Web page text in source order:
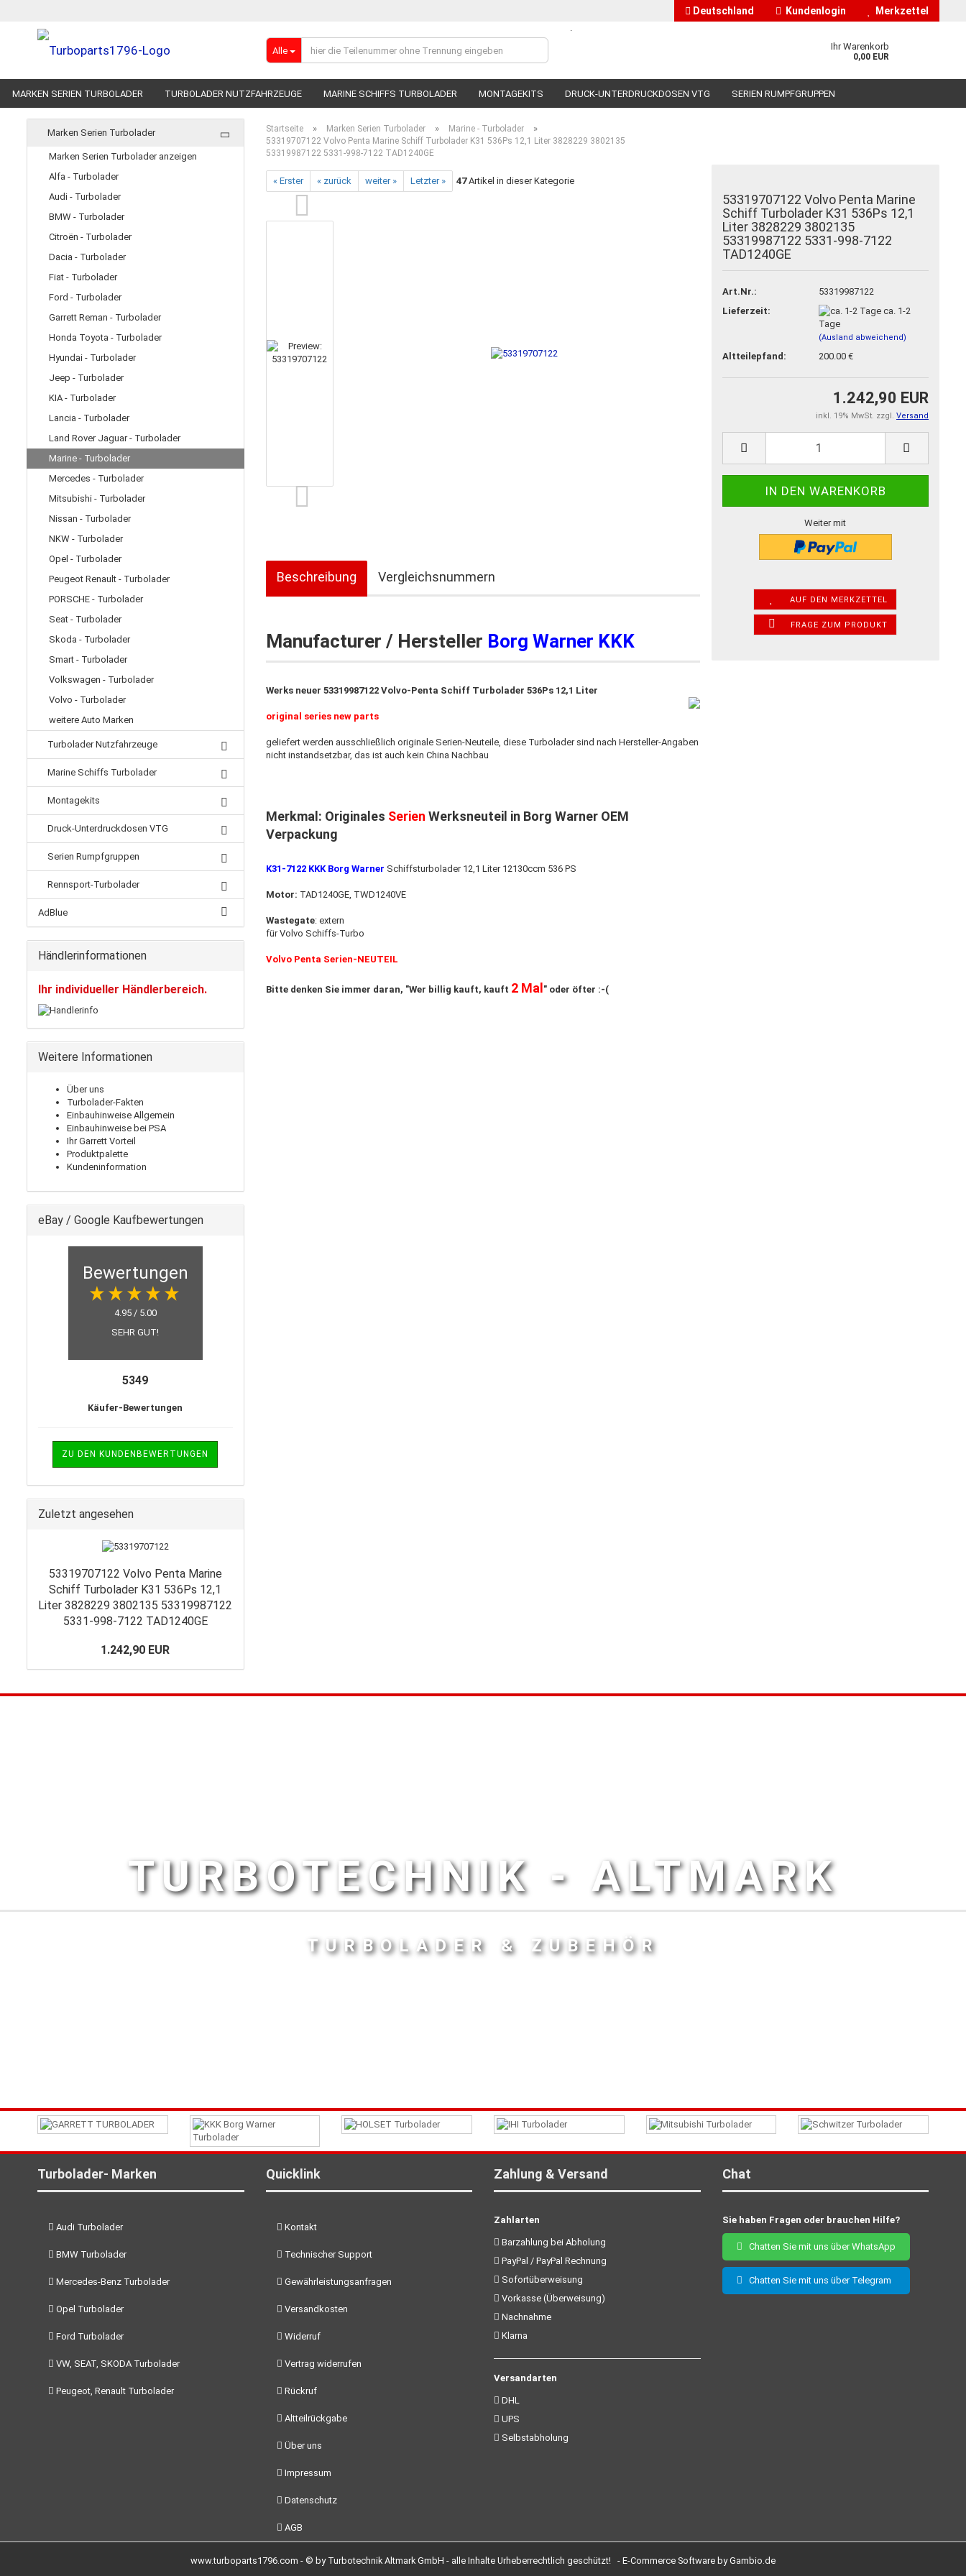
Deutschland
Lieferland
Kundenlogin
Passwort vergessen?
Merkzettel
Alle
.
Ihr Warenkorb
0,00 EUR
MARKEN SERIEN TURBOLADER TURBOLADER NUTZFAHRZEUGE MARINE SCHIFFS TURBOLADER MONTAGEKITS DRUCK-UNTERDRUCKDOSEN VTG SERIEN RUMPFGRUPPEN
Startseite » Marken Serien Turbolader » Marine - Turbolader »
53319707122 Volvo Penta Marine Schiff Turbolader K31 536Ps 12,1 Liter 3828229 3802135
53319987122 5331-998-7122 TAD1240GE
« Erster « zurück weiter » Letzter » 47Artikel in dieser Kategorie
53319707122 Volvo Penta Marine
Schiff Turbolader K31 536Ps 12,1
Liter 3828229 3802135
53319987122 5331-998-7122
TAD1240GE
Art.Nr.:
53319987122
Lieferzeit:
ca. 1-2
Tage
(Ausland abweichend)
Altteilepfand: 200.00 €
1.242,90 EUR
inkl. 19% MwSt. zzgl. Versand
Weiter mit
AUF DEN MERKZETTEL
FRAGE ZUM PRODUKT
Beschreibung Vergleichsnummern
Manufacturer / Hersteller Borg Warner KKK
Werks neuer 53319987122Volvo-Penta Schiff Turbolader 536Ps 12,1 Liter
original series new parts
geliefert werden ausschließlich originale Serien-Neuteile, diese Turbolader sind nach Hersteller-Angaben
nicht instandsetzbar, das ist auch kein China Nachbau
Merkmal: Originales Serien Werksneuteil in Borg Warner OEM
Verpackung
K31-7122 KKK Borg Warner Schiffsturbolader 12,1 Liter 12130ccm 536 PS
Motor: TAD1240GE, TWD1240VE
Wastegate: extern
für Volvo Schiffs-Turbo
Volvo Penta Serien-NEUTEIL
Bitte denken Sie immer daran, "Wer billig kauft, kauft 2 Mal " oder öfter :-(
Marken Serien Turbolader
Marken Serien Turbolader anzeigen
Alfa - Turbolader
Audi - Turbolader
BMW - Turbolader
Citroën - Turbolader
Dacia - Turbolader
Fiat - Turbolader
Ford - Turbolader
Garrett Reman - Turbolader
Honda Toyota - Turbolader
Hyundai - Turbolader
Jeep - Turbolader
KIA - Turbolader
Lancia - Turbolader
Land Rover Jaguar - Turbolader
Marine - Turbolader
Mercedes - Turbolader
Mitsubishi - Turbolader
Nissan - Turbolader
NKW - Turbolader
Opel - Turbolader
Peugeot Renault - Turbolader
PORSCHE - Turbolader
Seat - Turbolader
Skoda - Turbolader
Smart - Turbolader
Volkswagen - Turbolader
Volvo - Turbolader
weitere Auto Marken
Turbolader Nutzfahrzeuge
Marine Schiffs Turbolader
Montagekits
Druck-Unterdruckdosen VTG
Serien Rumpfgruppen
Rennsport-Turbolader
AdBlue
Händlerinformationen
Ihr individueller Händlerbereich.
Weitere Informationen
Über uns
Turbolader-Fakten
Einbauhinweise Allgemein
Einbauhinweise bei PSA
Ihr Garrett Vorteil
Produktpalette
Kundeninformation
eBay / Google Kaufbewertungen
Bewertungen
4.95 / 5.00
SEHR GUT!
5349
Käufer-Bewertungen
ZU DEN KUNDENBEWERTUNGEN
Zuletzt angesehen
53319707122 Volvo Penta Marine
Schiff Turbolader K31 536Ps 12,1
Liter 3828229 3802135 53319987122
5331-998-7122 TAD1240GE
1.242,90 EUR
TURBOTECHNIK - ALTMARK
TURBOLADER & ZUBEHÖR
Turbolader- Marken
Audi Turbolader
BMW Turbolader
Mercedes-Benz Turbolader
Opel Turbolader
Ford Turbolader
VW, SEAT, SKODA Turbolader
Peugeot, Renault Turbolader
Quicklink
Kontakt
Technischer Support
Gewährleistungsanfragen
Versandkosten
Widerruf
Vertrag widerrufen
Rückruf
Altteilrückgabe
Über uns
Impressum
Datenschutz
AGB
Zahlung & Versand
Zahlarten
Barzahlung bei Abholung
PayPal / PayPal Rechnung
Sofortüberweisung
Vorkasse (Überweisung)
Nachnahme
Klarna
Versandarten
DHL
UPS
Selbstabholung
Chat
Sie haben Fragen oder brauchen Hilfe?
Chatten Sie mit uns über WhatsApp
Chatten Sie mit uns über Telegram
www.turboparts1796.com - © by Turbotechnik Altmark GmbH - alle Inhalte Urheberrechtlich geschützt! - E-Commerce Software by Gambio.de